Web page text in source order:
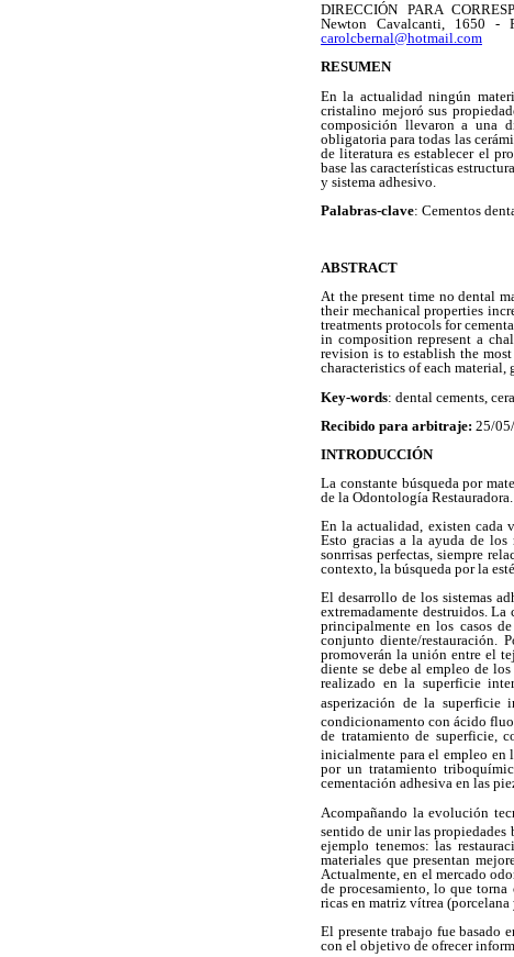
DIRECCIÓN PARA
Newton Cavalcanti, 1650 -
carolcbernal@hotmail.com
RESUMEN
En la actualidad ningún
cristalino mejoró sus
composición llevaron a una
obligatoria para todas las
de literatura es establecer el
base las características
y sistema adhesivo.
Palabras-clave: Cementos
ABSTRACT
At the present time no dental
their mechanical properties
treatments protocols for
in composition represent a
revision is to establish the
characteristics of each material,
Key-words: dental cements,
Recibido para arbitraje: 25/
INTRODUCCIÓN
La constante búsqueda por
de la Odontología Restauradora.
En la actualidad, existen cada
Esto gracias a la ayuda de los
sonrrisas perfectas, siempre
contexto, la búsqueda por la
El desarrollo de los sistemas
extremadamente destruidos.
principalmente en los casos
conjunto diente/restauración.
promoverán la unión entre el
diente se debe al empleo de
realizado en la superficie
asperización de la superficie
condicionamento con ácido
de tratamiento de superficie,
inicialmente para el empleo en
por un tratamiento
cementación adhesiva en las
Acompañando la evolución
sentido de unir las
ejemplo tenemos: las
materiales que presentan
Actualmente, en el mercado
de procesamiento, lo que
ricas en matriz vítrea
El presente trabajo fue basado
con el objetivo de ofrecer